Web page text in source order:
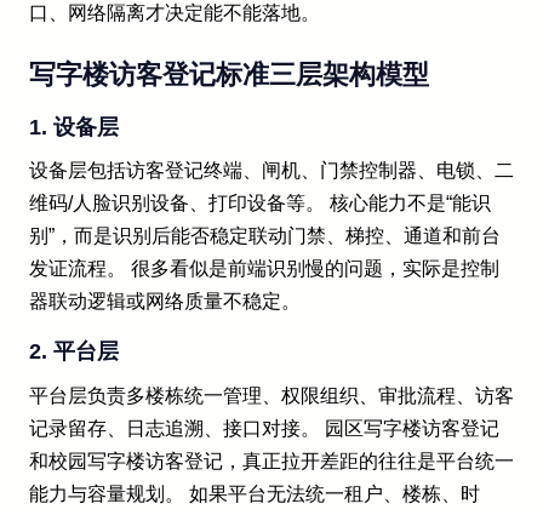
口、网络隔离才决定能不能落地。
写字楼访客登记标准三层架构模型
1. 设备层
设备层包括访客登记终端、闸机、门禁控制器、电锁、二
维码/人脸识别设备、打印设备等。 核心能力不是“能识
别”，而是识别后能否稳定联动门禁、梯控、通道和前台
发证流程。 很多看似是前端识别慢的问题，实际是控制
器联动逻辑或网络质量不稳定。
2. 平台层
平台层负责多楼栋统一管理、权限组织、审批流程、访客
记录留存、日志追溯、接口对接。 园区写字楼访客登记
和校园写字楼访客登记，真正拉开差距的往往是平台统一
能力与容量规划。 如果平台无法统一租户、楼栋、时